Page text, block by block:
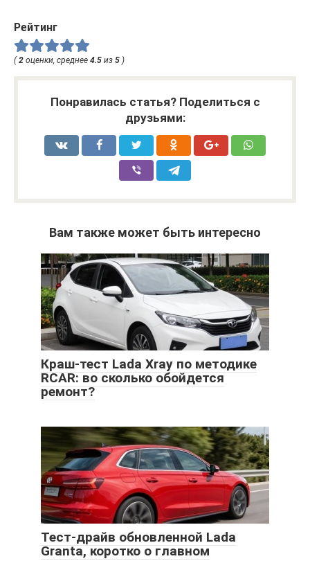
Рейтинг
(2 оценки, среднее 4.5 из 5 )
Понравилась статья? Поделиться с
друзьями:
Вам также может быть интересно
Краш-тест Lada Xray по методике
RCAR: во сколько обойдется
ремонт?
Тест-драйв обновленной Lada
Granta, коротко о главном